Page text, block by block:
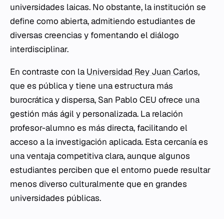
universidades laicas. No obstante, la institución se
define como abierta, admitiendo estudiantes de
diversas creencias y fomentando el diálogo
interdisciplinar.
En contraste con la Universidad Rey Juan Carlos,
que es pública y tiene una estructura más
burocrática y dispersa, San Pablo CEU ofrece una
gestión más ágil y personalizada. La relación
profesor-alumno es más directa, facilitando el
acceso a la investigación aplicada. Esta cercanía es
una ventaja competitiva clara, aunque algunos
estudiantes perciben que el entorno puede resultar
menos diverso culturalmente que en grandes
universidades públicas.